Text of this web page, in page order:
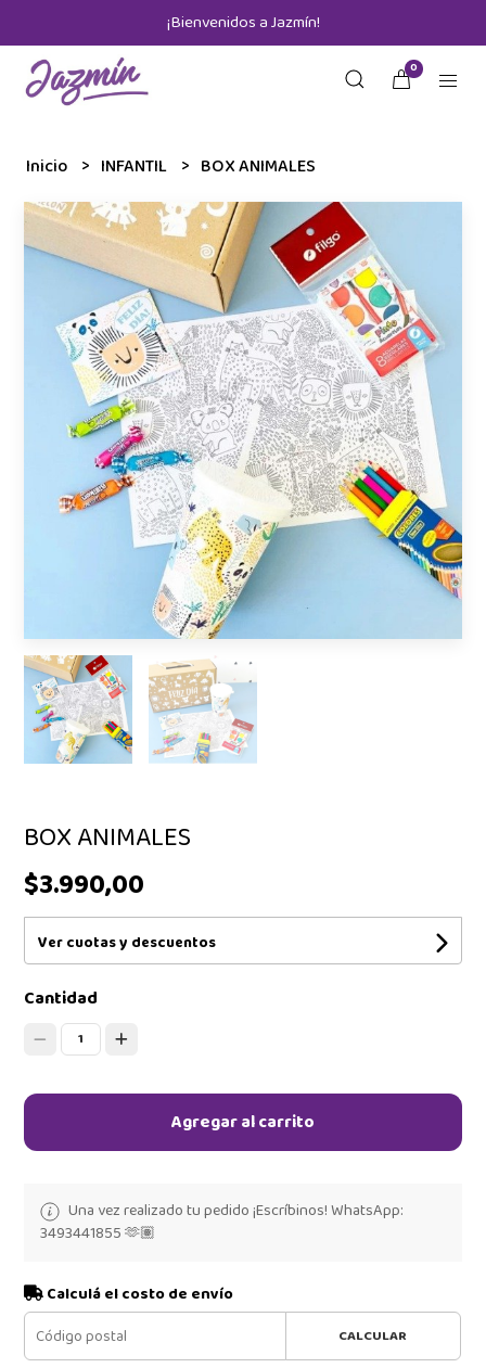
¡Bienvenidos a Jazmín!
0
Inicio INFANTIL BOX ANIMALES
BOX ANIMALES
$3.990,00
Ver cuotas y descuentos
Cantidad
1
Agregar al carrito
Una vez realizado tu pedido ¡Escríbinos! WhatsApp:
3493441855 🫶🏽
Calculá el costo de envío
CALCULAR